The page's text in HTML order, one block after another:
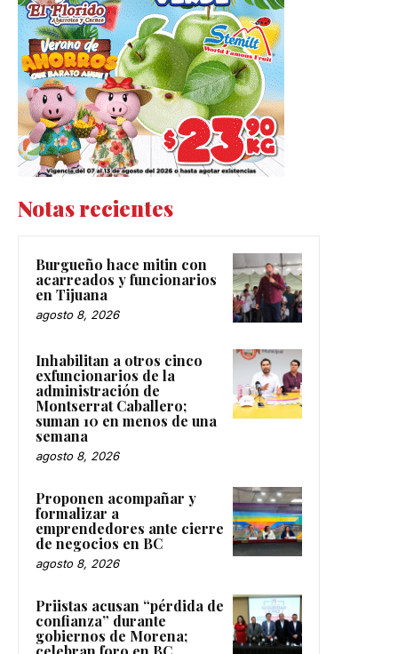
Notas recientes
Burgueño hace mitin con
acarreados y funcionarios
en Tijuana
agosto 8, 2026
Inhabilitan a otros cinco
exfuncionarios de la
administración de
Montserrat Caballero;
suman 10 en menos de una
semana
agosto 8, 2026
Proponen acompañar y
formalizar a
emprendedores ante cierre
de negocios en BC
agosto 8, 2026
Priistas acusan “pérdida de
confianza” durante
gobiernos de Morena;